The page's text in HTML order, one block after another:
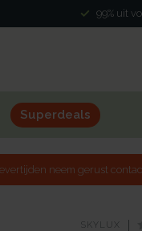
99% uit
Superdeals
neem gerust
SKYLUX